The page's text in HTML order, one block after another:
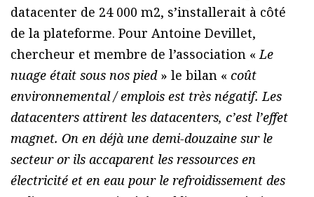
datacenter de 24 000 m2, s’installerait à côté
de la plateforme. Pour Antoine Devillet,
chercheur et membre de l’association «Le
nuage était sous nos pied » le bilan « coût
environnemental / emplois est très négatif. Les
datacenters attirent les datacenters, c’est l’effet
magnet. On en déjà une demi-douzaine sur le
secteur or ils accaparent les ressources en
électricité et en eau pour le refroidissement des